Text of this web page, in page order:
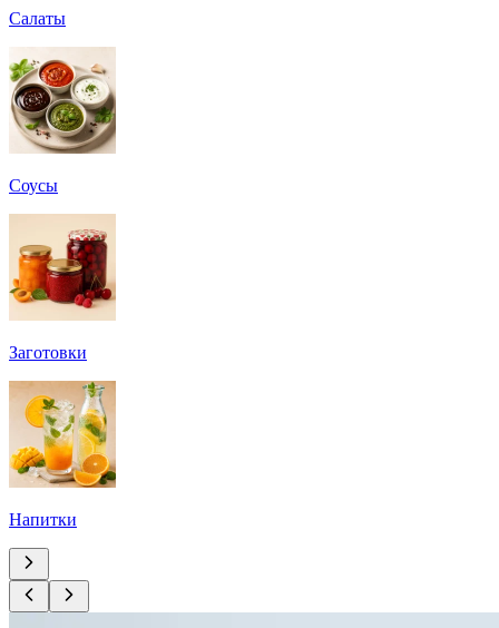
Салаты
Соусы
Заготовки
Напитки